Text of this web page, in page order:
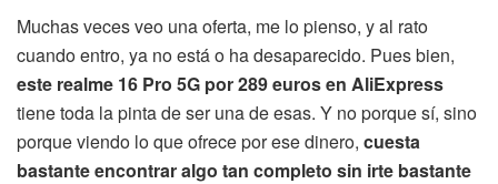
Muchas veces veo una oferta, me lo pienso, y al rato
cuando entro, ya no está o ha desaparecido. Pues bien,
este realme 16 Pro 5G por 289 euros en AliExpress
tiene toda la pinta de ser una de esas. Y no porque sí, sino
porque viendo lo que ofrece por ese dinero, cuesta
bastante encontrar algo tan completo sin irte bastante